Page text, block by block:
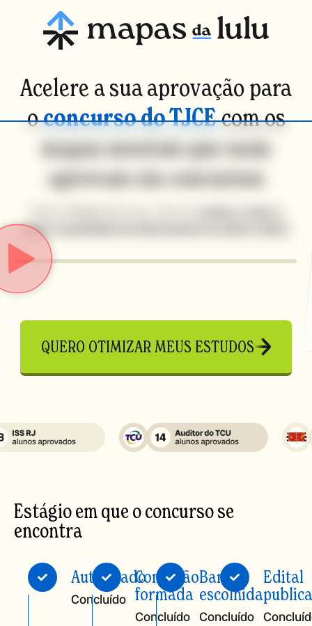
Acelere a sua aprovação para
oconcurso do TJCEcom os
mapas mentais que mais
aprovam em concursos
maior quantidade de informações no menor tempo
QUERO OTIMIZAR MEUS ESTUDOS
Estágio em que o concurso se
encontra
Autorizado
Concluído
Comissão
formada
Concluído
Banca
escolhida
Concluído
Edital